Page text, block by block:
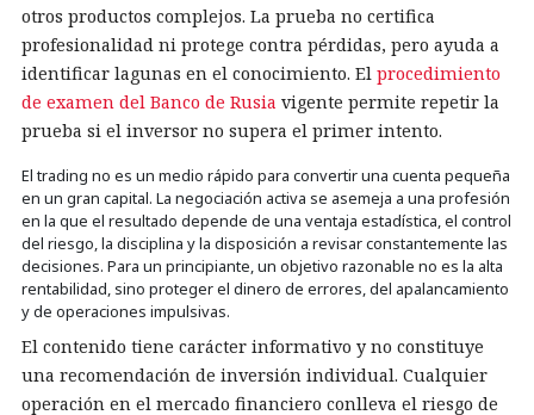
otros productos complejos. La prueba no certifica
profesionalidad ni protege contra pérdidas, pero ayuda a
identificar lagunas en el conocimiento. El procedimiento
de examen del Banco de Rusia vigente permite repetir la
prueba si el inversor no supera el primer intento.
El trading no es un medio rápido para convertir una cuenta pequeña
en un gran capital. La negociación activa se asemeja a una profesión
en la que el resultado depende de una ventaja estadística, el control
del riesgo, la disciplina y la disposición a revisar constantemente las
decisiones. Para un principiante, un objetivo razonable no es la alta
rentabilidad, sino proteger el dinero de errores, del apalancamiento
y de operaciones impulsivas.
El contenido tiene carácter informativo y no constituye
una recomendación de inversión individual. Cualquier
operación en el mercado financiero conlleva el riesgo de